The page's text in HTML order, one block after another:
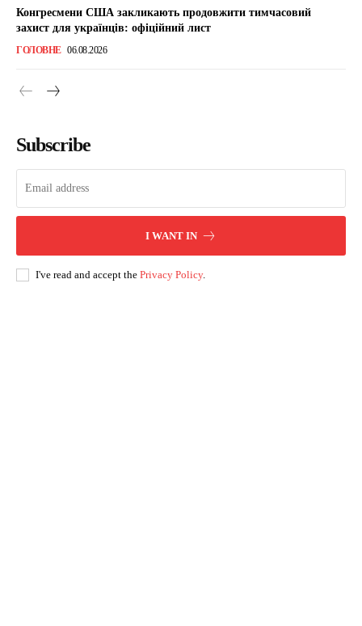
Конгресмени США закликають продовжити тимчасовий
захист для українців: офіційний лист
ГОЛОВНЕ 06.08.2026
Subscribe
I WANT IN
I've read and accept the Privacy Policy.